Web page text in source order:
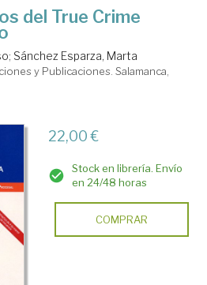
del True Crime
; Sánchez Esparza, Marta
y Publicaciones. Salamanca,
22,00 €
Stock en librería. Envío
en 24/48 horas
COMPRAR